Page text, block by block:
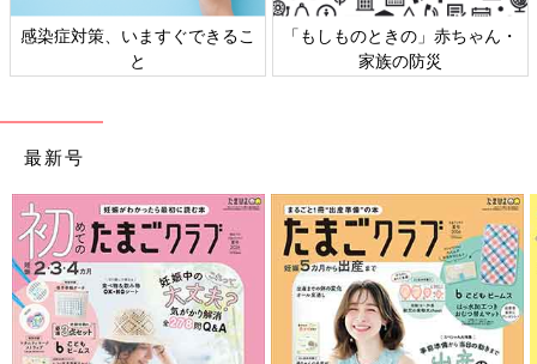
日本外来小児科学会リーフレッ
ト検討会
六星占術 細木かおりさんの人生
相談
最新号